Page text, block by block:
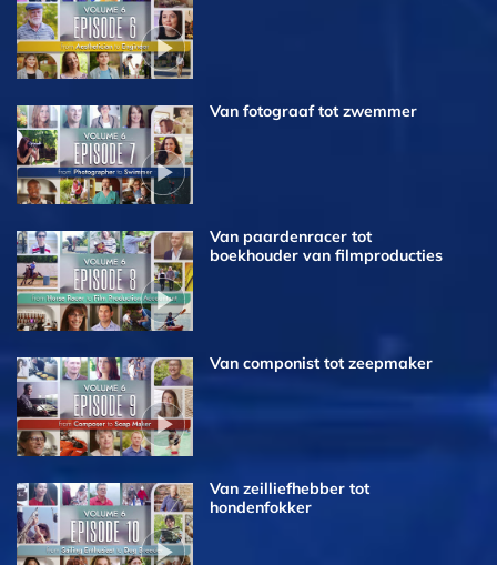
Van fotograaf tot zwemmer
Van paardenracer tot
boekhouder van filmproducties
Van componist tot zeepmaker
Van zeilliefhebber tot
hondenfokker